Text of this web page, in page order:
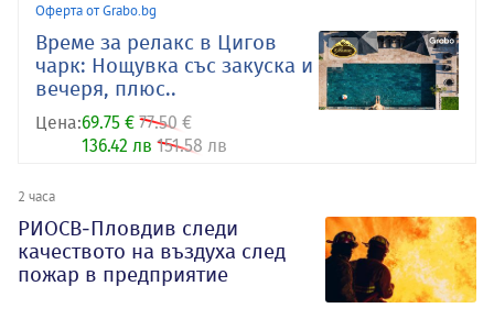
Оферта от Grabo.bg
Време за релакс в Цигов
чарк: Нощувка със закуска и
вечеря, плюс..
Цена:69.75 € 77.50 €
136.42 лв 151.58 лв
2 часа
РИОСВ-Пловдив следи
качеството на въздуха след
пожар в предприятие